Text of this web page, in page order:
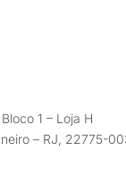
1 – Loja H
– RJ, 22775-